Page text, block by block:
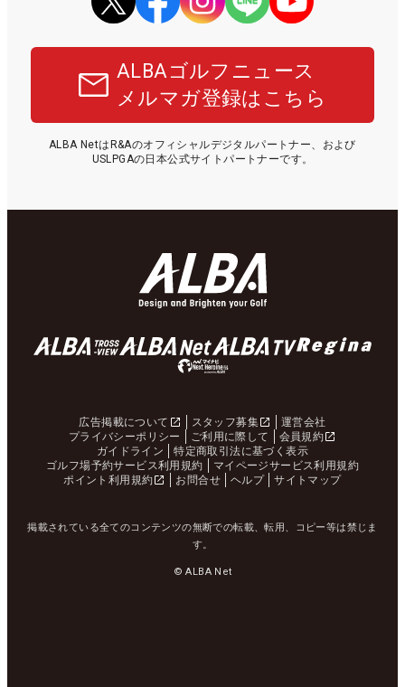
ALBAゴルフニュース
メルマガ登録はこちら
ALBA NetはR&Aのオフィシャルデジタルパートナー、および
USLPGAの日本公式サイトパートナーです。
広告掲載について スタッフ募集
運営会社
プライバシーポリシー
ご利用に際して
会員規約
ガイドライン
特定商取引法に基づく表示
ゴルフ場予約サービス利用規約
マイページサービス利用規約
ポイント利用規約
お問合せ ヘルプ サイトマップ
掲載されている全てのコンテンツの無断での転載、転用、コピー等は禁じま
す。
© ALBA Net